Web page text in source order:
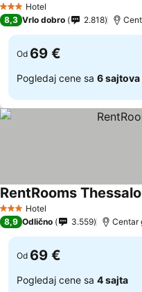
3 Zvezdice
Hotel
8,3 Vrlo dobro 2.818
Od 69 €
Pogledaj cene sa 6 sajtova
3 Zvezdice
Hotel
RentRooms
8,9 Odlično 3.559 Centar
Od 69 €
Pogledaj cene sa 4 sajta